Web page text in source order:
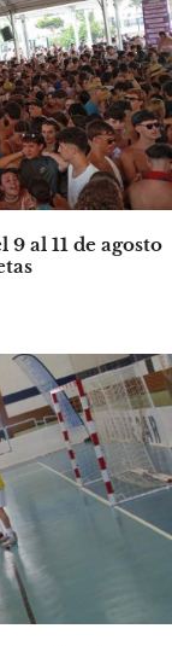
al 11 de agosto